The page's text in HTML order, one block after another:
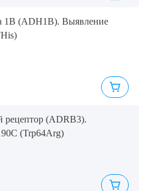
1B (ADH1B). Выявление
рецептор (ADRB3).
(Trp64Arg)